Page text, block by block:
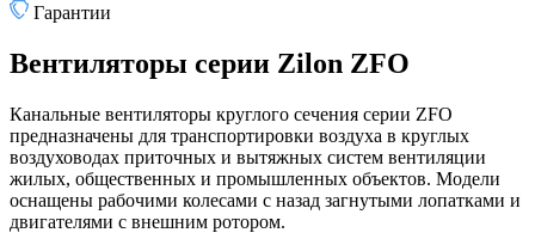
Гарантии
Вентиляторы серии Zilon ZFO
Канальные вентиляторы круглого сечения серии ZFO
предназначены для транспортировки воздуха в круглых
воздуховодах приточных и вытяжных систем вентиляции
жилых, общественных и промышленных объектов. Модели
оснащены рабочими колесами с назад загнутыми лопатками и
двигателями с внешним ротором.